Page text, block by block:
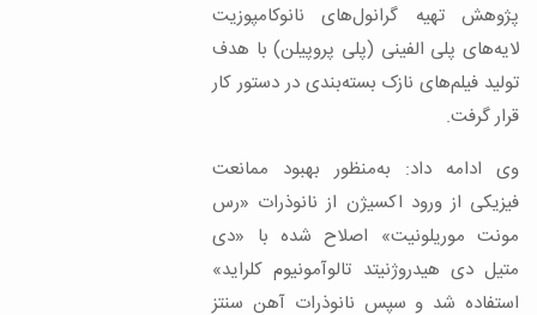
پژوهش تهیه‌ گرانول‌های نانوکامپوزیت
لایه‌های پلی الفینی (پلی پروپیلن) با هدف
تولید فیلم‌های نازک بسته‌بندی در دستور کار
قرار گرفت.
وی ادامه داد: به‌منظور بهبود ممانعت
فیزیکی از ورود اکسیژن از نانوذرات «رس
مونت موریلونیت» اصلاح شده با «دی
متیل دی هیدروژنیتد تالوآمونیوم کلراید»
استفاده شد و سپس نانوذرات آهن سنتز